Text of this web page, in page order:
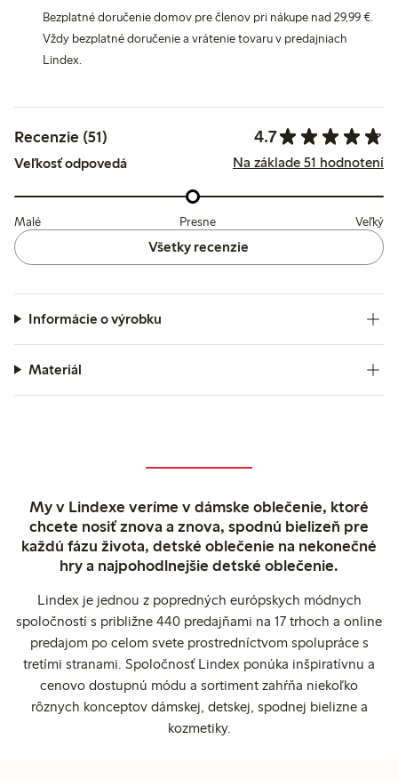
Bezplatné doručenie domov pre členov pri nákupe nad 29,99 €.
Vždy bezplatné doručenie a vrátenie tovaru v predajniach
Lindex.
Recenzie (51) 4.7
Veľkosť odpovedá Na základe 51 hodnotení
Malé Presne Veľký
Všetky recenzie
Informácie o výrobku
Materiál
My v Lindexe veríme v dámske oblečenie, ktoré
chcete nosiť znova a znova, spodnú bielizeň pre
každú fázu života, detské oblečenie na nekonečné
hry a najpohodlnejšie detské oblečenie.
Lindex je jednou z popredných európskych módnych
spoločností s približne 440 predajňami na 17 trhoch a online
predajom po celom svete prostredníctvom spolupráce s
tretími stranami. Spoločnosť Lindex ponúka inšpiratívnu a
cenovo dostupnú módu a sortiment zahŕňa niekoľko
rôznych konceptov dámskej, detskej, spodnej bielizne a
kozmetiky.